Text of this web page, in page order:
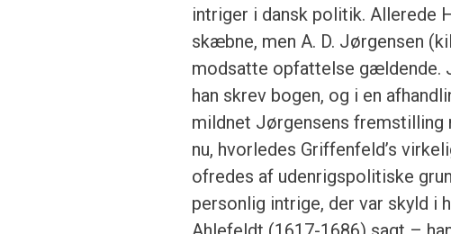
intriger i dansk politik. Allerede
skæbne, men A. D. Jørgensen
modsatte opfattelse gældende.
han skrev bogen, og i en
mildnet Jørgensens
nu, hvorledes Griffenfeld’s
ofredes af udenrigspolitiske
personlig intrige, der var skyld i